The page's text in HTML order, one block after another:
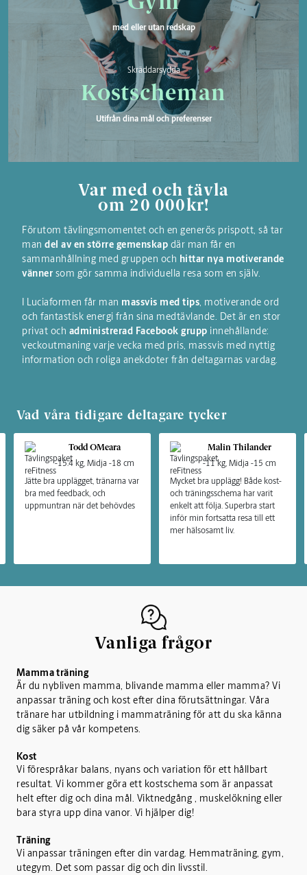
med eller utan redskap
Skräddarsydda
Kostscheman
Utifrån dina mål och preferenser
Var med och tävla
om 20 000kr!
Förutom tävlingsmomentet och en generös prispott, så tar
man del av en större gemenskap där man får en
sammanhållning med gruppen och hittar nya motiverande
vänner som gör samma individuella resa som en själv.
I Luciaformen får man massvis med tips, motiverande ord
och fantastisk energi från sina medtävlande. Det är en stor
privat och administrerad Facebook grupp innehållande:
veckoutmaning varje vecka med pris, massvis med nyttig
information och roliga anekdoter från deltagarnas vardag.
Vad våra tidigare deltagare tycker
Todd OMeara
-15.4 kg, Midja -18 cm
Jätte bra upplägget, tränarna var
bra med feedback, och
uppmuntran när det behövdes
Malin Thilander
-11 kg, Midja -15 cm
Mycket bra upplägg! Både kost-
och träningsschema har varit
enkelt att följa. Superbra start
inför min fortsatta resa till ett
mer hälsosamt liv.
Vanliga frågor
Mamma träning
Är du nybliven mamma, blivande mamma eller mamma? Vi
anpassar träning och kost efter dina förutsättningar. Våra
tränare har utbildning i mammaträning för att du ska känna
dig säker på vår kompetens.
Kost
Vi förespråkar balans, nyans och variation för ett hållbart
resultat. Vi kommer göra ett kostschema som är anpassat
helt efter dig och dina mål. Viktnedgång , muskelökning eller
bara styra upp dina vanor. Vi hjälper dig!
Träning
Vi anpassar träningen efter din vardag. Hemmaträning, gym,
utegym. Det som passar dig och din livsstil.